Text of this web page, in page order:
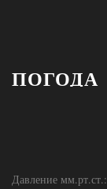
ПОГОДА
Давление мм.рт.ст.: